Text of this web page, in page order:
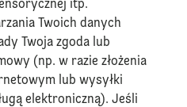
itp.
Twoich danych
Twoja zgoda lub
(np. w razie złożenia
lub wysyłki
elektroniczną). Jeśli